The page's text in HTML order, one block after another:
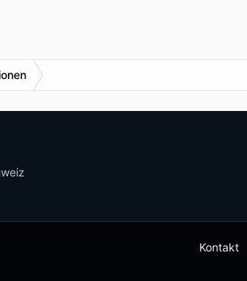
Kontakt